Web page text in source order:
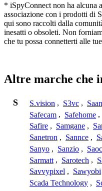
* iSpyConnect non ha alcuna
associazione con i prodotti di
qui sono raccolti dalla
inesatti o obsoleti. Non
che tu possa connetterti alle
Altre marche che
S S.vision , S3vc ,
Safecam , Safehome ,
Safire , Samgane ,
Sanetron , Sannce ,
Sanyo , Sanzio ,
Sarmatt , Sarotech ,
Savvypixel , Sawyobi
Scada Technology ,